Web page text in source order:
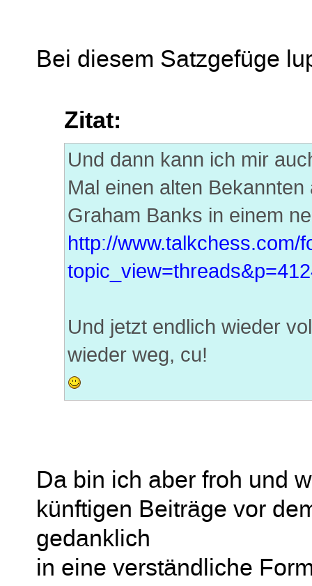
Bei diesem Satzgefüge
Zitat:
Und dann kann ich mir
Mal einen alten
Graham Banks in einem
http://www.talkchess.com/
Und jetzt endlich wieder
wieder weg, cu!
Da bin ich aber froh und
künftigen Beiträge vor
gedanklich
in eine verständliche